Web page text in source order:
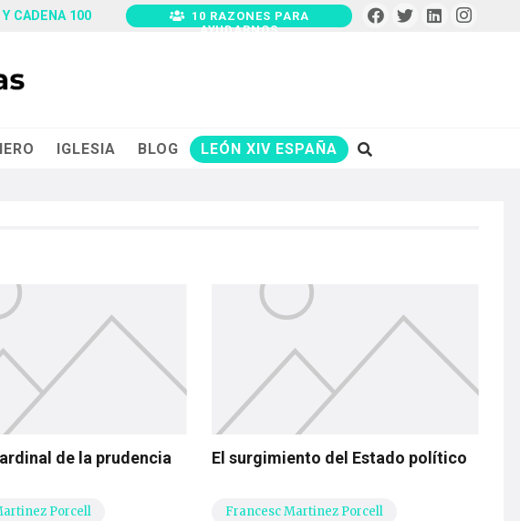
CADENA 100
10 RAZONES PARA
AYUDARNOS
IGLESIA BLOG LEÓN XIV ESPAÑA
de la prudencia
Porcell
El surgimiento del Estado político
Francesc Martinez Porcell